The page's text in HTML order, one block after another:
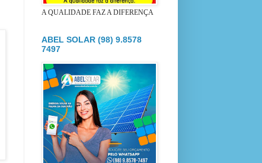
A QUALIDADE FAZ A DIFERENÇA
ABEL SOLAR (98) 9.8578
7497